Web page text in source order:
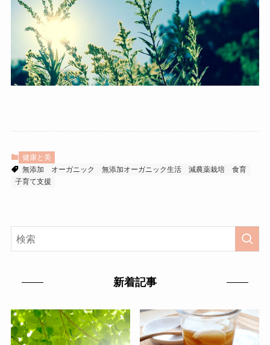
健康と美
無添加
オーガニック 無添加オーガニック生活 減農薬栽培
食育
子育て支援
新着記事